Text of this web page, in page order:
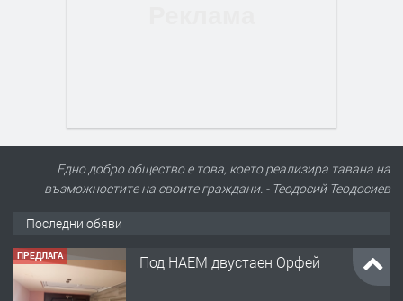
Едно добро общество е това, което реализира тавана на
възможностите на своите граждани. - Теодосий Теодосиев
Последни обяви
ПРЕДЛАГА Под НАЕМ двустаен Орфей